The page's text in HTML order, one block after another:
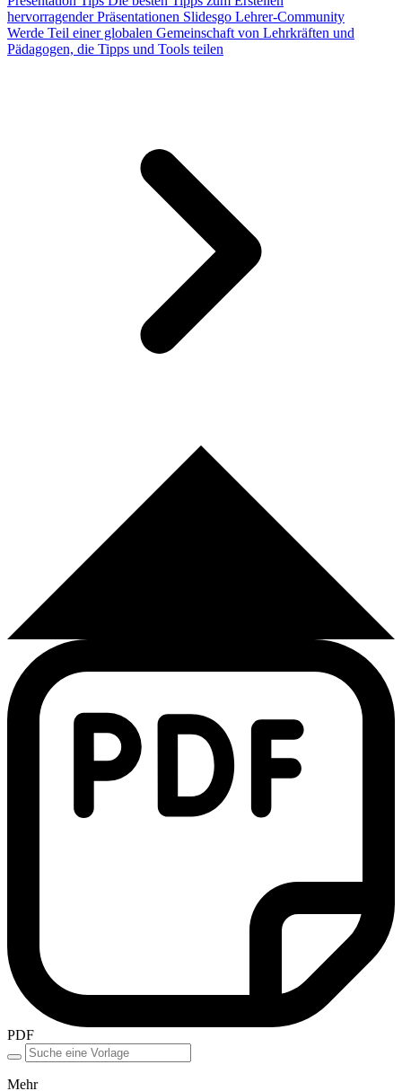
hervorragender Präsentationen Slidesgo Lehrer-Community
Werde Teil einer globalen Gemeinschaft von Lehrkräften und
Pädagogen, die Tipps und Tools teilen
PDF
Mehr